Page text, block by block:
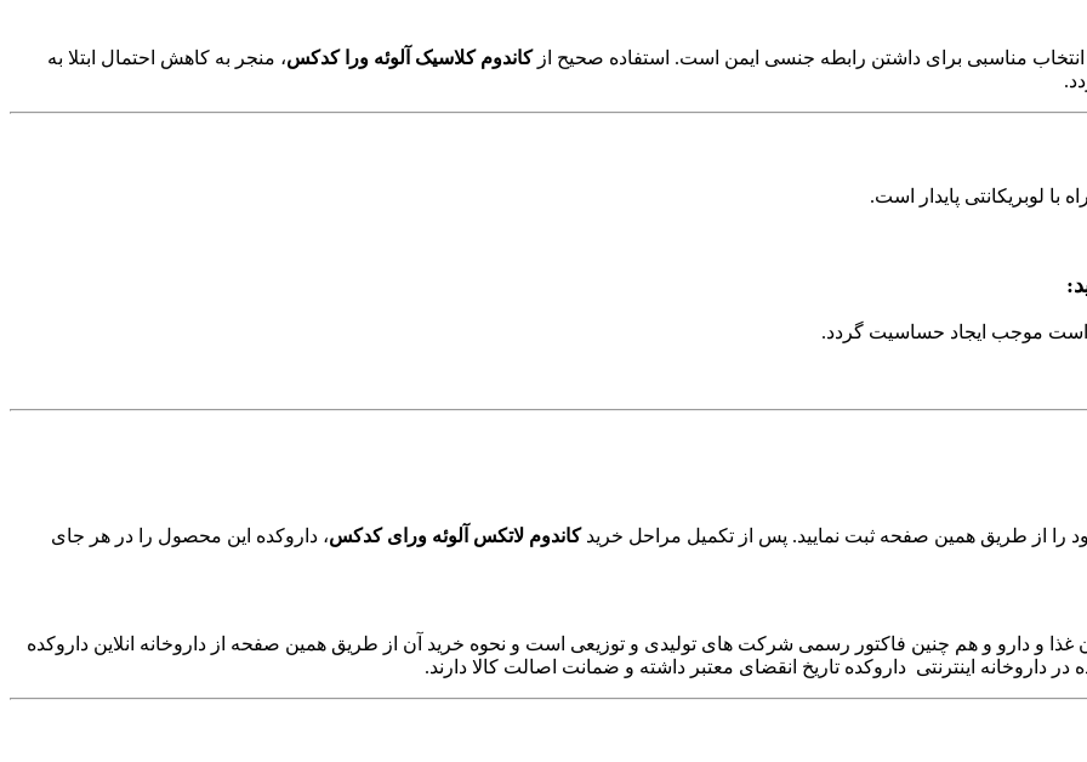
مناسبی برای داشتن رابطه جنسی ایمن است. استفاده صحیح ازکاندوم کلاسیک آلوئه ورا کدکس، منجر به کاهش احتمال ابتلا به
لوبریکانتی پایدار است.
موجب ایجاد حساسیت گردد.
را از طریق همین صفحه ثبت نمایید. پس از تکمیل مراحل خریدکاندوم لاتکس آلوئه ورای کدکس، داروکده این محصول را در هر جای
و دارو و هم چنین فاکتور رسمی شرکت های تولیدی و توزیعی است و نحوه خرید آن از طریق همین صفحه از داروخانه انلاین داروکده
اینترنتی داروکده تاریخ انقضای معتبر داشته و ضمانت اصالت کالا دارند.